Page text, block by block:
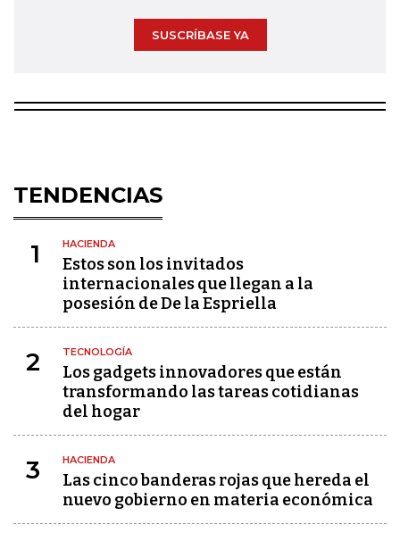
SUSCRÍBASE YA
TENDENCIAS
1 HACIENDA
Estos son los invitados
internacionales que llegan a la
posesión de De la Espriella
2 TECNOLOGÍA
Los gadgets innovadores que están
transformando las tareas cotidianas
del hogar
3 HACIENDA
Las cinco banderas rojas que hereda el
nuevo gobierno en materia económica